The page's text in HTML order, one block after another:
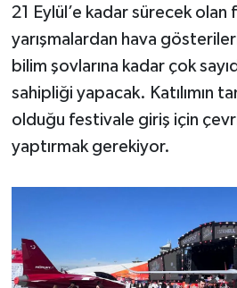
21 Eylül’e kadar sürecek olan
yarışmalardan hava
bilim şovlarına kadar çok
sahipliği yapacak. Katılımın
olduğu festivale giriş için
yaptırmak gerekiyor.